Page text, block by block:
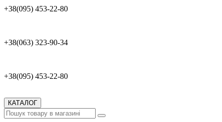
+38(095) 453-22-80
+38(063) 323-90-34
+38(095) 453-22-80
КАТАЛОГ